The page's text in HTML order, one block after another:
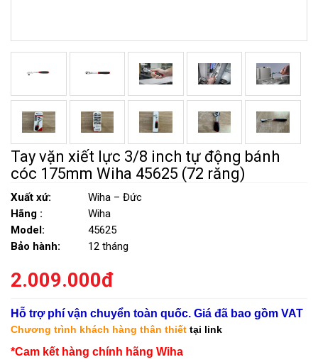
Tay vặn xiết lực 3/8 inch tự động bánh
cóc 175mm Wiha 45625 (72 răng)
Xuất xứ:
Wiha – Đức
Hãng :
Wiha
Model:
45625
Bảo hành:
12 tháng
2.009.000đ
Hỗ trợ phí vận chuyển toàn quốc. Giá đã bao gồm VAT
Chương trình khách hàng thân thiết tại link
*Cam kết hàng chính hãng Wiha